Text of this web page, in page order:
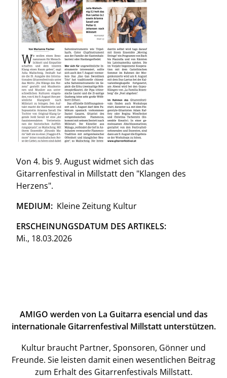
Von 4. bis 9. August widmet sich das
Gitarrenfestival in Millstatt den "Klangen des
Herzens".
MEDIUM
Kleine Zeitung Kultur
ERSCHEINUNGSDATUM DES ARTIKELS
Mi., 18.03.2026
AMIGO werden von La Guitarra esencial und das
internationale Gitarrenfestival Millstatt unterstützen.
Kultur braucht Partner, Sponsoren, Gönner und
Freunde. Sie leisten damit einen wesentlichen Beitrag
zum Erhalt des Gitarrenfestivals Millstatt.